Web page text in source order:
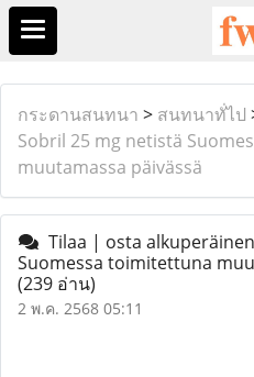
กระดานสนทนา > สนทนาทั่ไป
Sobril 25 mg netistä
muutamassa päivässä
Tilaa | osta
Suomessa toimitettuna
(239 อ่าน)
2 พ.ค. 2568 05:11